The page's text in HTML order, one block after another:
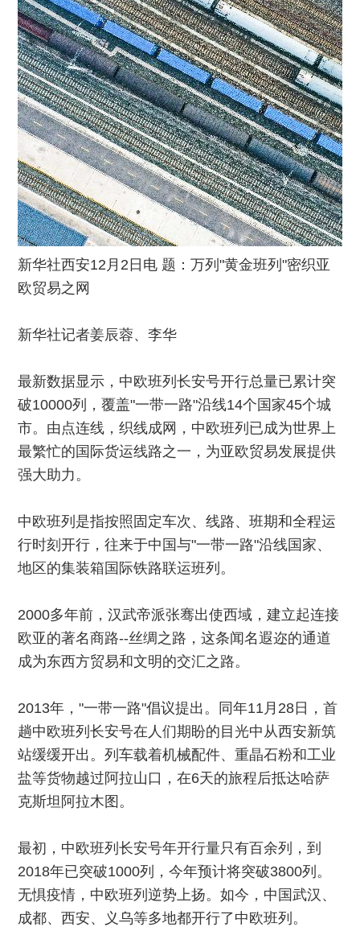
新华社西安12月2日电 题：万列"黄金班列"密织亚
欧贸易之网
新华社记者姜辰蓉、李华
最新数据显示，中欧班列长安号开行总量已累计突
破10000列，覆盖"一带一路"沿线14个国家45个城
市。由点连线，织线成网，中欧班列已成为世界上
最繁忙的国际货运线路之一，为亚欧贸易发展提供
强大助力。
中欧班列是指按照固定车次、线路、班期和全程运
行时刻开行，往来于中国与"一带一路"沿线国家、
地区的集装箱国际铁路联运班列。
2000多年前，汉武帝派张骞出使西域，建立起连接
欧亚的著名商路--丝绸之路，这条闻名遐迩的通道
成为东西方贸易和文明的交汇之路。
2013年，"一带一路"倡议提出。同年11月28日，首
趟中欧班列长安号在人们期盼的目光中从西安新筑
站缓缓开出。列车载着机械配件、重晶石粉和工业
盐等货物越过阿拉山口，在6天的旅程后抵达哈萨
克斯坦阿拉木图。
最初，中欧班列长安号年开行量只有百余列，到
2018年已突破1000列，今年预计将突破3800列。
无惧疫情，中欧班列逆势上扬。如今，中国武汉、
成都、西安、义乌等多地都开行了中欧班列。